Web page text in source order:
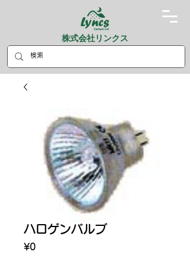
株式会社リンクス
ハロゲンバルブ
¥0Price